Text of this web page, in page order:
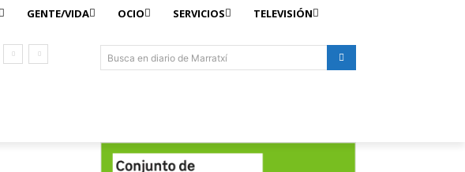
GENTE/VIDA OCIO SERVICIOS TELEVISIÓN
Busca en diario de Marratxí